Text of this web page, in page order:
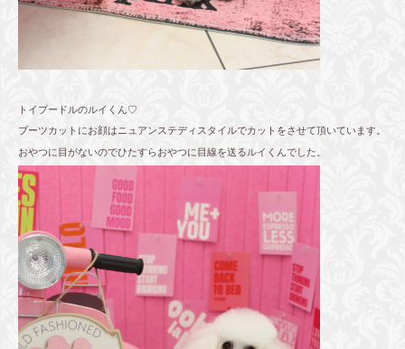
トイプードルのルイくん♡
ブーツカットにお顔はニュアンステディスタイルでカットをさせて頂いています。
おやつに目がないのでひたすらおやつに目線を送るルイくんでした。